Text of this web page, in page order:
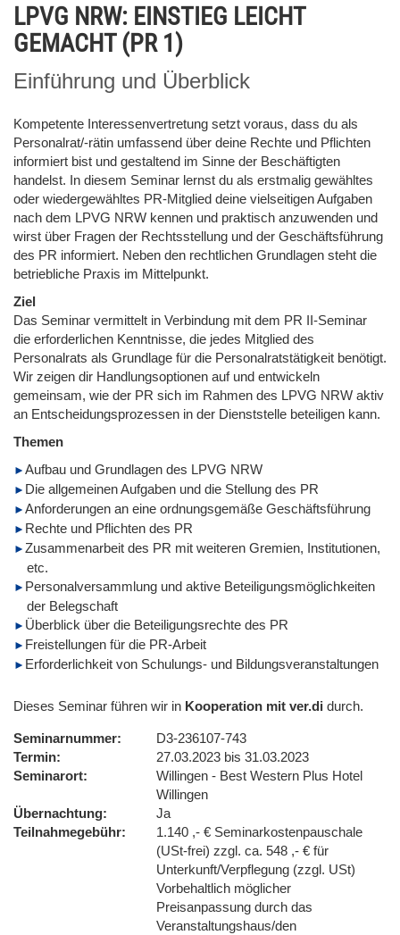
LPVG NRW: EINSTIEG LEICHT
GEMACHT (PR 1)
Einführung und Überblick
Kompetente Interessenvertretung setzt voraus, dass du als
Personalrat/-rätin umfassend über deine Rechte und Pflichten
informiert bist und gestaltend im Sinne der Beschäftigten
handelst. In diesem Seminar lernst du als erstmalig gewähltes
oder wiedergewähltes PR-Mitglied deine vielseitigen Aufgaben
nach dem LPVG NRW kennen und praktisch anzuwenden und
wirst über Fragen der Rechtsstellung und der Geschäftsführung
des PR informiert. Neben den rechtlichen Grundlagen steht die
betriebliche Praxis im Mittelpunkt.
Ziel
Das Seminar vermittelt in Verbindung mit dem PR II-Seminar
die erforderlichen Kenntnisse, die jedes Mitglied des
Personalrats als Grundlage für die Personalratstätigkeit benötigt.
Wir zeigen dir Handlungsoptionen auf und entwickeln
gemeinsam, wie der PR sich im Rahmen des LPVG NRW aktiv
an Entscheidungsprozessen in der Dienststelle beteiligen kann.
Themen
Aufbau und Grundlagen des LPVG NRW
Die allgemeinen Aufgaben und die Stellung des PR
Anforderungen an eine ordnungsgemäße Geschäftsführung
Rechte und Pflichten des PR
Zusammenarbeit des PR mit weiteren Gremien, Institutionen,
etc.
Personalversammlung und aktive Beteiligungsmöglichkeiten
der Belegschaft
Überblick über die Beteiligungsrechte des PR
Freistellungen für die PR-Arbeit
Erforderlichkeit von Schulungs- und Bildungsveranstaltungen
Dieses Seminar führen wir in Kooperation mit ver.di durch.
Seminarnummer
D3-236107-743
Termin
27.03.2023 bis 31.03.2023
Seminarort
Willingen - Best Western Plus Hotel
Willingen
Übernachtung
Ja
Teilnahmegebühr
1.140 ,- € Seminarkostenpauschale
(USt-frei) zzgl. ca. 548 ,- € für
Unterkunft/Verpflegung (zzgl. USt)
Vorbehaltlich möglicher
Preisanpassung durch das
Veranstaltungshaus/den